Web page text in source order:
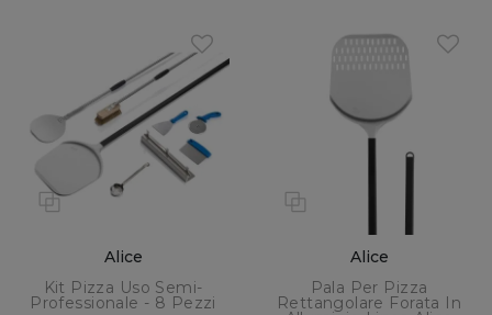
Alice
Kit Pizza Uso Semi-
Professionale - 8 Pezzi
Alice
Pala Per Pizza
Rettangolare Forata In